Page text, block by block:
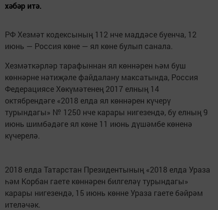
хәбәр итә.
РФ Хезмәт кодексының 112 нче маддәсе буенча, 12
июнь — Россия көне — ял көне булып санала.
Хезмәткәрләр тарафыннан ял көннәрен һәм буш
көннәрне нәтиҗәле файдалану максатында, Россия
Федерациясе Хөкүмәтенең 2017 елның 14
октябрендәге «2018 елда ял көннәрен күчерү
турындагы» № 1250 нче карары нигезендә, бу елның 9
июнь шимбәдәге ял көне 11 июнь дүшәмбе көненә
күчерелә.
2018 елда Татарстан Президентының «2018 елда Ураза
һәм Корбан гаете көннәрен билгеләү турындагы»
карары нигезендә, 15 июнь көнне Ураза гаете бәйрәм
ителәчәк.